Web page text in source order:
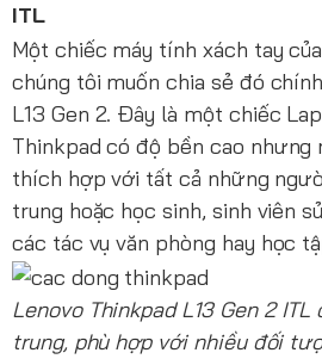
ITL
Một chiếc máy tính xách tay
chúng tôi muốn chia sẻ đó
L13 Gen 2. Đây là một chiếc
Thinkpad có độ bền cao nhưng
thích hợp với tất cả những
trung hoặc học sinh, sinh viên
các tác vụ văn phòng hay học
Lenovo Thinkpad L13 Gen 2
trung, phù hợp với nhiều đối